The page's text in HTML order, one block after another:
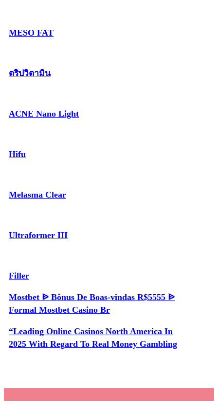
MESO FAT
ดริปวิตามิน
ACNE Nano Light
Hifu
Melasma Clear
Ultraformer III
Filler
Mostbet ᐉ Bônus De Boas-vindas R$5555 ᐉ
Formal Mostbet Casino Br
“Leading Online Casinos North America In
2025 With Regard To Real Money Gambling